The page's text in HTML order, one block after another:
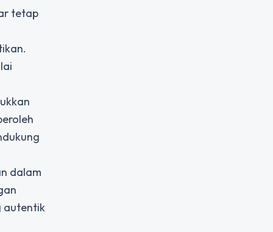
tetap
dalam
autentik